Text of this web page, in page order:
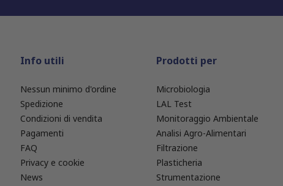
Info utili
Nessun minimo d'ordine
Spedizione
Condizioni di vendita
Pagamenti
FAQ
Privacy e cookie
News
Prodotti per
Microbiologia
LAL Test
Monitoraggio Ambientale
Analisi Agro-Alimentari
Filtrazione
Plasticheria
Strumentazione